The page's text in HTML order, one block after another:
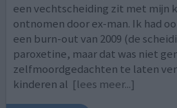
een vechtscheiding zit met mijn
ontnomen door ex-man. Ik had
een burn-out van 2009 (de
paroxetine, maar dat was niet
zelfmoordgedachten te laten
kinderen al [lees meer...]